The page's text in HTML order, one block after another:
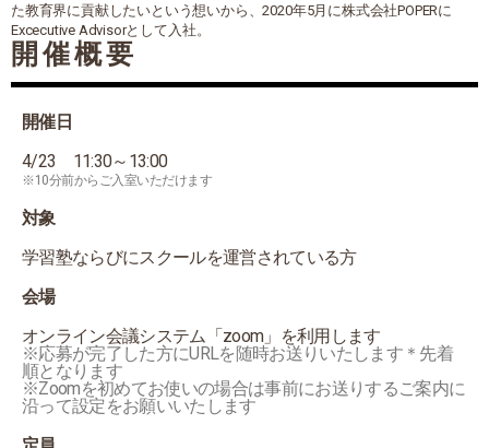
た教育界に貢献したいという想いから、2020年5月に株式会社POPERに
Excecutive Advisorとして入社。
開催概要
開催日
4/23 11:30～13:00
※10分前からご入室いただけます
対象
学習塾ならびにスクールを運営されている方
会場
オンライン会議システム「zoom」を利用します
※応募が完了した方にURLを随時お送りいたします＊先着
順となります
※Zoomを初めてお使いの場合は事前にお送りするご案内に
沿って設定をお願いいたします